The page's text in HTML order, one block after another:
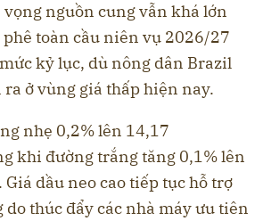
nguồn cung vẫn khá lớn
toàn cầu niên vụ 2026/27
kỷ lục, dù nông dân Brazil
ở vùng giá thấp hiện nay.
nhẹ 0,2% lên 14,17
khi đường trắng tăng 0,1% lên
dầu neo cao tiếp tục hỗ trợ
thúc đẩy các nhà máy ưu tiên